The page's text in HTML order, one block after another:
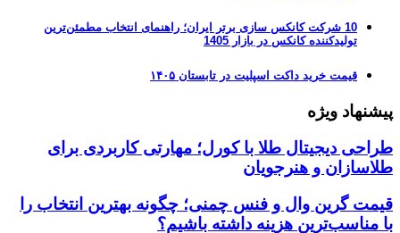
10 شرکت کانکس سازی برتر ایران؛ راهنمای انتخاب مطمئن‌ترین
تولیدکننده کانکس در بازار 1405
قیمت خرید داکت اسپلیت در تابستان ۱۴۰۵
پیشنهاد ویژه
طراحی دیجیتال طلا با کورل؛ مهارتی کاربردی برای
طلاسازان و هنرجویان
قیمت گرین وال و فنس چمنی؛ چگونه بهترین انتخاب را
با مناسب‌ترین هزینه داشته باشیم؟